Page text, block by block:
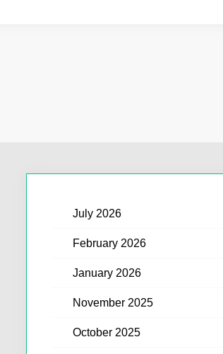
July 2026
February 2026
January 2026
November 2025
October 2025